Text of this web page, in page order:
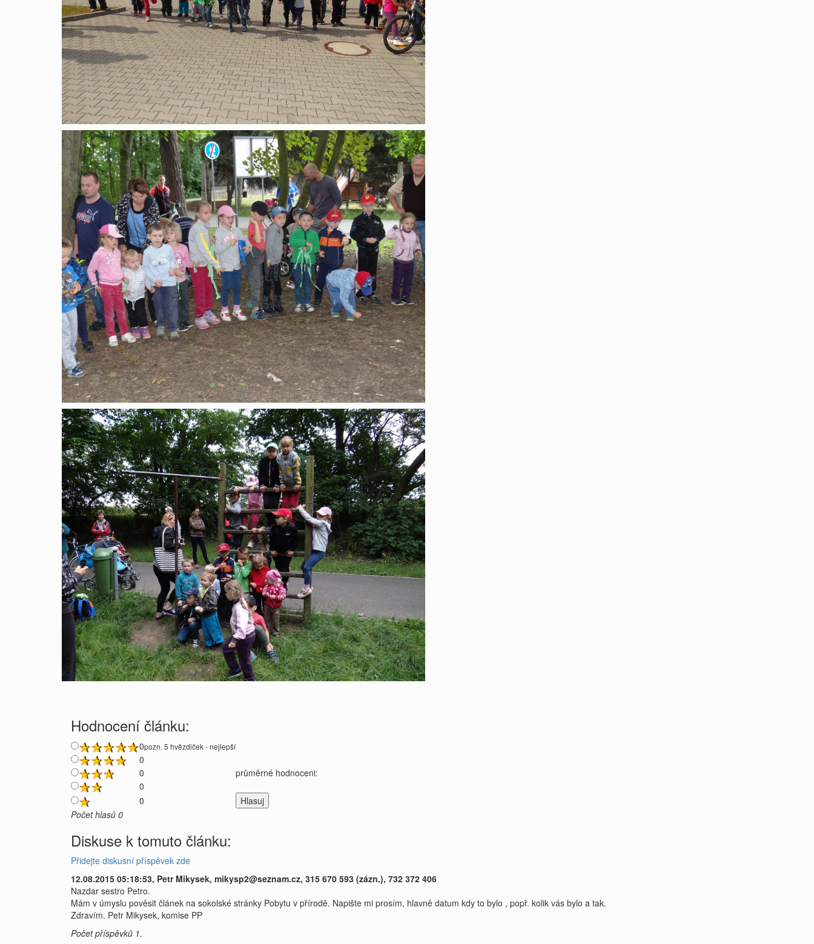
Hodnocení článku:
0pozn. 5 hvězdiček - nejlepší
0
0
průměrné hodnoceni:
0
0
Počet hlasů 0
Diskuse k tomuto článku:
Přidejte diskusní příspěvek zde
12.08.2015 05:18:53, Petr Mikysek, mikysp2@seznam.cz, 315 670 593 (zázn.), 732 372 406
Nazdar sestro Petro.
Mám v úmyslu pověsit článek na sokolské stránky Pobytu v přírodě. Napište mi prosím, hlavně datum kdy to bylo , popř. kolik vás bylo a tak.
Zdravím. Petr Mikysek, komise PP
Počet příspěvků 1.